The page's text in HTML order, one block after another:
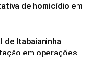
de homicídio em
de Itabaianinha
em operações